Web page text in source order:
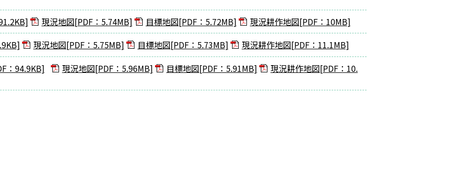
現況地図[PDF：5.74MB] 目標地図[PDF：5.72MB]
現況耕作地図[PDF：10MB]
現況地図[PDF：5.75MB] 目標地図[PDF：5.73MB]
現況耕作地図[PDF：11.1MB]
：94.9KB]
現況地図[PDF：5.96MB] 目標地図[PDF：5.91MB] 現況耕作地図[PDF：10.